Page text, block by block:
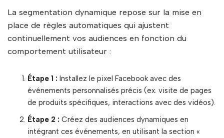
La segmentation dynamique repose sur la mise en
place de règles automatiques qui ajustent
continuellement vos audiences en fonction du
comportement utilisateur :
Étape 1 : Installez le pixel Facebook avec des
événements personnalisés précis (ex. visite de pages
de produits spécifiques, interactions avec des vidéos).
Étape 2 : Créez des audiences dynamiques en
intégrant ces événements, en utilisant la section «